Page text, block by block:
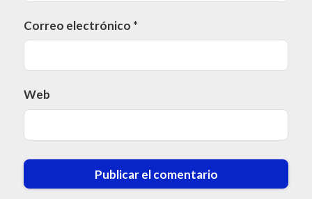
Correo electrónico *
Web